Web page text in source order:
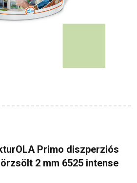
Primo diszperziós
2 mm 6525 intense